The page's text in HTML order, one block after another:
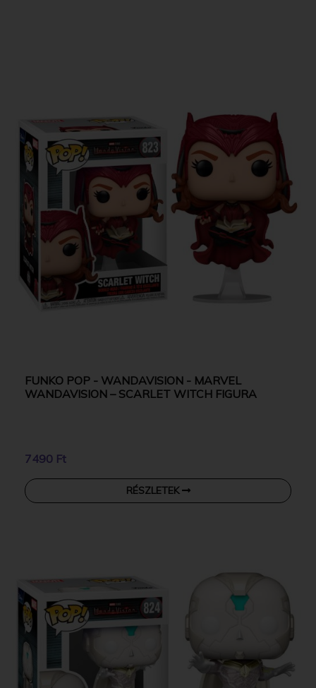
FUNKO POP - WANDAVISION - MARVEL
WANDAVISION – SCARLET WITCH FIGURA
7490 Ft
RÉSZLETEK